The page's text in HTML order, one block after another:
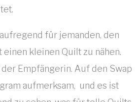
für jemanden, den
einen kleinen Quilt zu nähen.
Empfängerin. Auf den Swap
aufmerksam, und es ist